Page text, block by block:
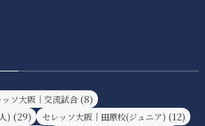
ッソ大阪｜交流試合 (8)
) (29) セレッソ大阪｜田原校(ジュニア) (12)